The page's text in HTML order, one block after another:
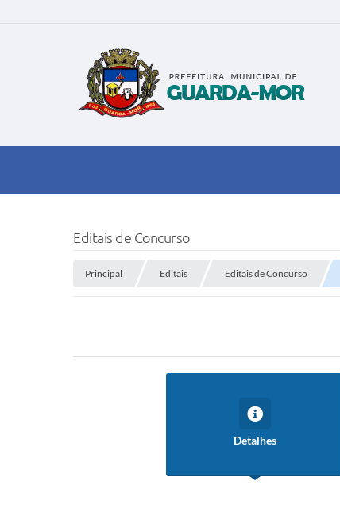
Editais de Concurso
Principal Editais Editais de Concurso
Detalhes